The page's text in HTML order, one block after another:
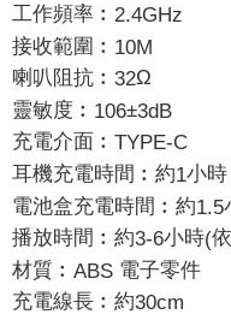
工作頻率︰ 2.4GHz
接收範圍︰ 10M
喇叭阻抗︰ 32Ω
靈敏度︰ 106±3dB
充電介面︰ TYPE-C
耳機充電時間︰約1小時
電池盒充電時間︰約1.5
播放時間︰約3-6小時(
材質︰ ABS 電子零件
充電線長︰約30cm